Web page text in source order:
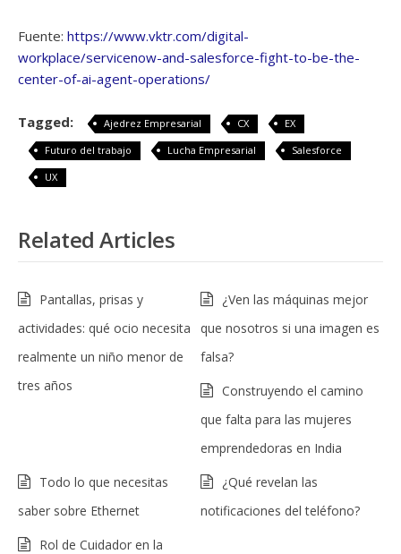
Fuente: https://www.vktr.com/digital-
workplace/servicenow-and-salesforce-fight-to-be-the-
center-of-ai-agent-operations/
Tagged: Ajedrez Empresarial CX
EX
Futuro del trabajo
Lucha Empresarial
Salesforce
UX
Related Articles
Pantallas, prisas y
actividades: qué ocio necesita
realmente un niño menor de
tres años
¿Ven las máquinas mejor
que nosotros si una imagen es
falsa?
Construyendo el camino
que falta para las mujeres
emprendedoras en India
Todo lo que necesitas
saber sobre Ethernet
¿Qué revelan las
notificaciones del teléfono?
Rol de Cuidador en la